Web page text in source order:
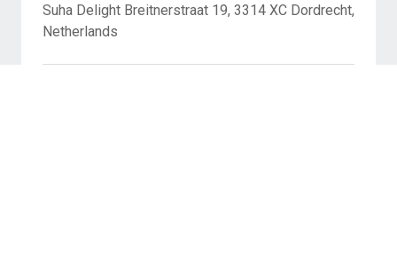
Suha Delight Breitnerstraat 19, 3314 XC Dordrecht,
Netherlands